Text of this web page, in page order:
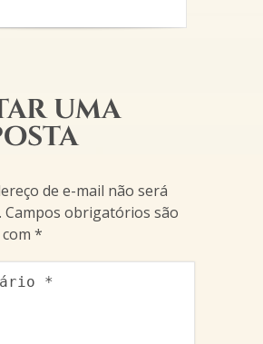
uma
de e-mail não será
Campos obrigatórios são
*